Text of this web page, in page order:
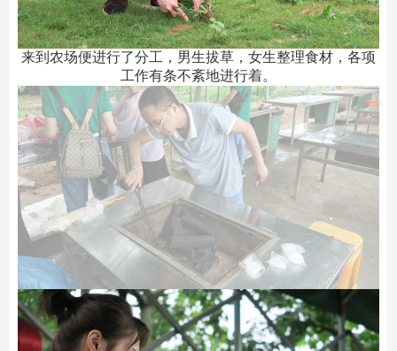
来到农场便进行了分工，男生拔草，女生整理食材，各项
工作有条不紊地进行着。